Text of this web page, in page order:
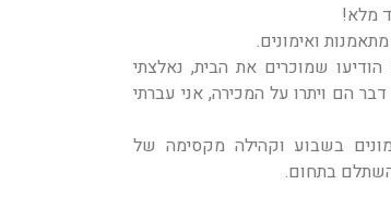
מלא!
ואימונים.
שמוכרים את הבית, נאלצתי
הם ויתרו על המכירה, אני עברתי
בשבוע וקהילה מקסימה של
בתחום.